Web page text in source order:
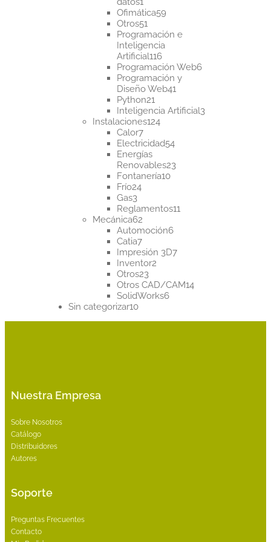
producto
Ofimática5959
Otros5151
productos
Programación e
Inteligencia
Artificial116116
productos
Programación Web66
Programación y
Diseño Web4141
Python2121
productos
Inteligencia Artificial33
Instalaciones124124
Calor77
productos
Electricidad5454
Energías
Renovables2323
Fontanería1010
Frío2424
Gas33
productos
Reglamentos1111
Mecánica6262
productos
Automoción66
Catia77
productos
Impresión 3D77
Inventor22
Otros2323
productos
Otros CAD/CAM1414
SolidWorks66
Sin categorizar1010
Nuestra Empresa
Sobre Nosotros
Catálogo
Distribuidores
Autores
Soporte
Preguntas Frecuentes
Contacto